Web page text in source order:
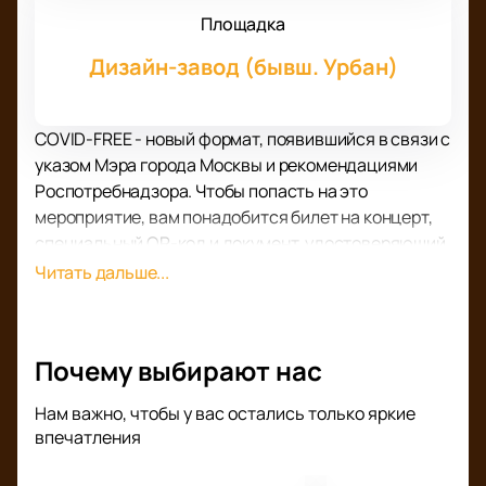
Площадка
Дизайн-завод (бывш. Урбан)
COVID-FREE - новый формат, появившийся в связи с
указом Мэра города Москвы и рекомендациями
Роспотребнадзора. Чтобы попасть на это
мероприятие, вам понадобится билет на концерт,
специальный QR-код и документ, удостоверяющий
личность.
Мероприятие пройдет в 20:00 по московскому
достигшие возраста 16+.
Alcest – это уникальные музыканты из Франции, их
Читать дальше...
Почему выбирают нас
Нам важно, чтобы у вас остались только яркие
впечатления